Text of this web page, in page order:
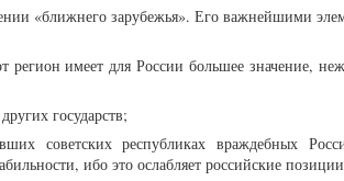
«ближнего зарубежья». Его важнейшими
регион имеет для России большее значение,
государств;
советских республиках враждебных
ибо это ослабляет российские